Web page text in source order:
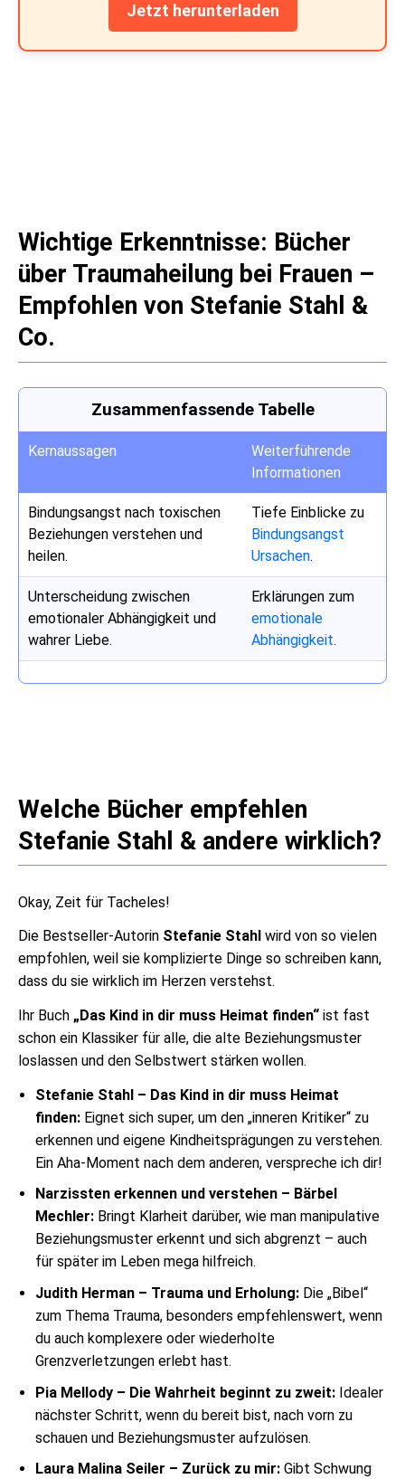
Jetzt herunterladen
Wichtige Erkenntnisse: Bücher
über Traumaheilung bei Frauen –
Empfohlen von Stefanie Stahl &
Co.
Zusammenfassende Tabelle
Kernaussagen
Weiterführende
Informationen
Bindungsangst nach toxischen
Beziehungen verstehen und
heilen.
Tiefe Einblicke zu
Bindungsangst
Ursachen.
Unterscheidung zwischen
emotionaler Abhängigkeit und
wahrer Liebe.
Erklärungen zum
emotionale
Abhängigkeit.
Welche Bücher empfehlen
Stefanie Stahl & andere wirklich?
Okay, Zeit für Tacheles!
Die Bestseller-Autorin Stefanie Stahl wird von so vielen
empfohlen, weil sie komplizierte Dinge so schreiben kann,
dass du sie wirklich im Herzen verstehst.
Ihr Buch „Das Kind in dir muss Heimat finden“ ist fast
schon ein Klassiker für alle, die alte Beziehungsmuster
loslassen und den Selbstwert stärken wollen.
Stefanie Stahl – Das Kind in dir muss Heimat
finden: Eignet sich super, um den „inneren Kritiker“ zu
erkennen und eigene Kindheitsprägungen zu verstehen.
Ein Aha-Moment nach dem anderen, verspreche ich dir!
Narzissten erkennen und verstehen – Bärbel
Mechler: Bringt Klarheit darüber, wie man manipulative
Beziehungsmuster erkennt und sich abgrenzt – auch
für später im Leben mega hilfreich.
Judith Herman – Trauma und Erholung: Die „Bibel“
zum Thema Trauma, besonders empfehlenswert, wenn
du auch komplexere oder wiederholte
Grenzverletzungen erlebt hast.
Pia Mellody – Die Wahrheit beginnt zu zweit: Idealer
nächster Schritt, wenn du bereit bist, nach vorn zu
schauen und Beziehungsmuster aufzulösen.
Laura Malina Seiler – Zurück zu mir: Gibt Schwung